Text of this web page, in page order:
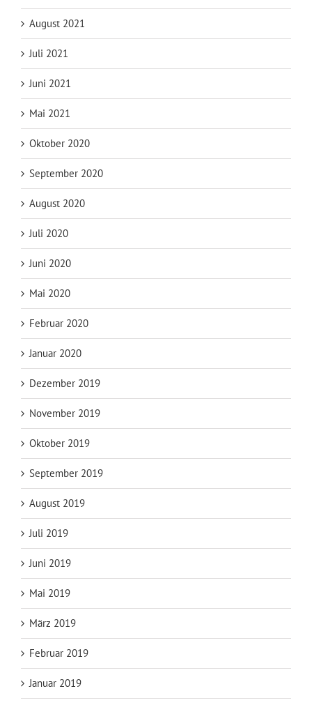
August 2021
Juli 2021
Juni 2021
Mai 2021
Oktober 2020
September 2020
August 2020
Juli 2020
Juni 2020
Mai 2020
Februar 2020
Januar 2020
Dezember 2019
November 2019
Oktober 2019
September 2019
August 2019
Juli 2019
Juni 2019
Mai 2019
März 2019
Februar 2019
Januar 2019